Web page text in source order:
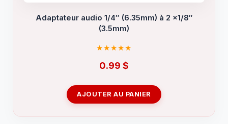
Adaptateur audio 1/4″ (6.35mm) à 2 x1/8″
(3.5mm)
0.99 $
AJOUTER AU PANIER